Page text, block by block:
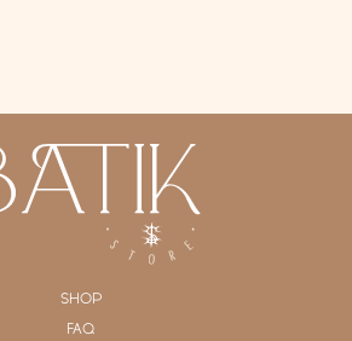
SHOP
FAQ